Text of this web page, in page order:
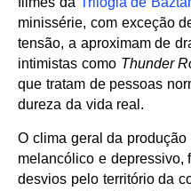
minissérie, com exceção
tensão, a aproximam de
intimistas como Thunder
que tratam de pessoas
dureza da vida real.
O clima geral da
melancólico e depressivo,
desvios pelo território da